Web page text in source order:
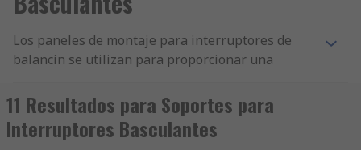
Los paneles de montaje para interruptores de
balancín se utilizan para proporcionar una
deben instalar en otra superficie, como una
pared. Permiten colocar varios interruptores de
balancín uno al lado del otro y proporcionan
11 Resultados para Soportes para
Interruptores Basculantes